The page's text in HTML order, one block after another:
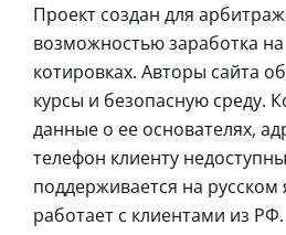
Проект создан для
возможностью заработка
котировках. Авторы сайта
курсы и безопасную среду.
данные о ее основателях,
телефон клиенту
поддерживается на русском
работает с клиентами из РФ.